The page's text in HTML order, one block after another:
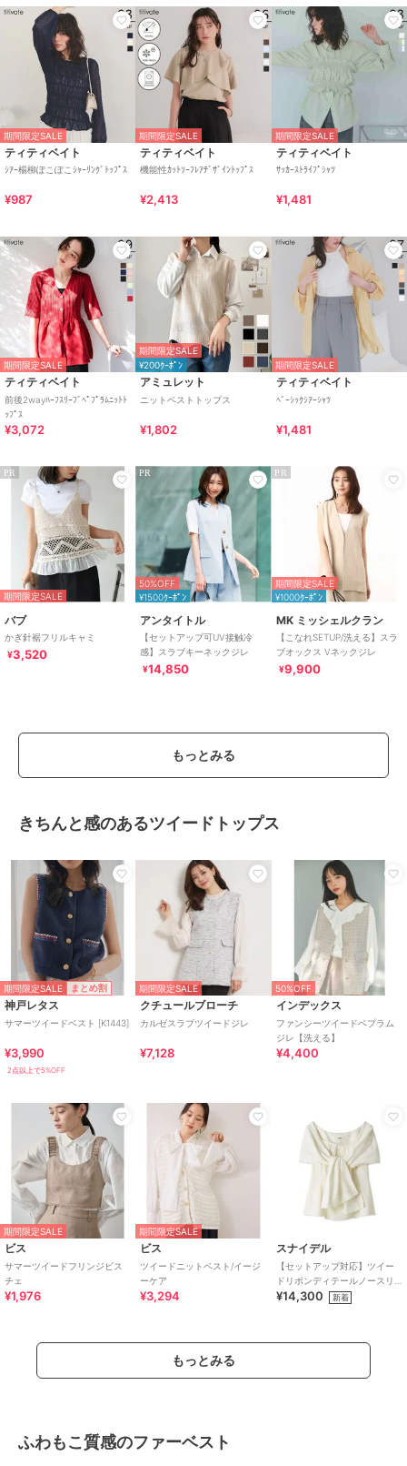
期間限定SALE
ティティベイト
ｼｱｰ楊柳ぽこぽこｼｬｰﾘﾝｸﾞﾄｯﾌﾟｽ
¥987
期間限定SALE
ティティベイト
機能性ｶｯﾄｿｰﾌﾚｱﾃﾞｻﾞｲﾝﾄｯﾌﾟｽ
¥2,413
期間限定SALE
ティティベイト
ｻｯｶｰｽﾄﾗｲﾌﾟｼｬﾂ
¥1,481
期間限定SALE
ティティベイト
前後2wayﾊｰﾌｽﾘｰﾌﾞﾍﾟﾌﾟﾗﾑﾆｯﾄﾄ
ｯﾌﾟｽ
¥3,072
期間限定SALE
¥200ｸｰﾎﾟﾝ
アミュレット
ニットベストトップス
¥1,802
期間限定SALE
ティティベイト
ﾍﾞｰｼｯｸｼｱｰｼｬﾂ
¥1,481
PR
期間限定SALE
バブ
かぎ針裾フリルキャミ
¥3,520
PR
50%OFF
¥1500ｸｰﾎﾟﾝ
アンタイトル
【セットアップ可UV接触冷
感】スラブキーネックジレ
¥14,850
PR
期間限定SALE
¥1000ｸｰﾎﾟﾝ
MK ミッシェルクラン
【こなれSETUP/洗える】スラ
ブオックス Vネックジレ
¥9,900
もっとみる
きちんと感のあるツイードトップス
期間限定SALE まとめ割
神戸レタス
サマーツイードベスト [K1443]
¥3,990
2点以上で5%OFF
期間限定SALE
クチュールブローチ
カルゼスラブツイードジレ
¥7,128
50%OFF
インデックス
ファンシーツイードペプラム
ジレ【洗える】
¥4,400
期間限定SALE
ビス
サマーツイードフリンジビス
チェ
¥1,976
期間限定SALE
ビス
ツイードニットベスト/イージ
ーケア
¥3,294
スナイデル
【セットアップ対応】ツイー
ドリボンディテールノースリ
ブラウス
¥14,300 新着
もっとみる
ふわもこ質感のファーベスト